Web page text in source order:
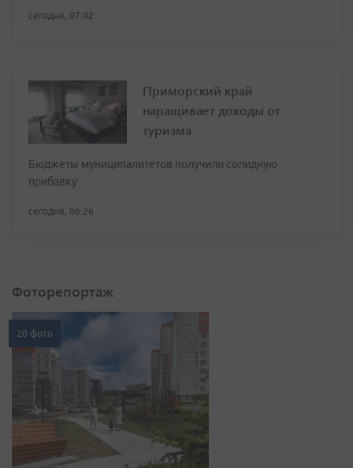
сегодня, 07:42
Приморский край
наращивает доходы от
туризма
Бюджеты муниципалитетов получили солидную
прибавку
сегодня, 06:26
Фоторепортаж
20 фото